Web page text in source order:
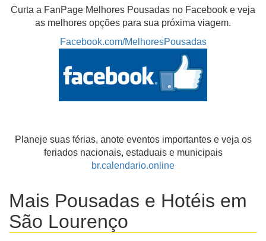
Curta a FanPage Melhores Pousadas no Facebook e veja
as melhores opções para sua próxima viagem.
Facebook.com/MelhoresPousadas
Planeje suas férias, anote eventos importantes e veja os
feriados nacionais, estaduais e municipais
br.calendario.online
Mais Pousadas e Hotéis em
São Lourenço